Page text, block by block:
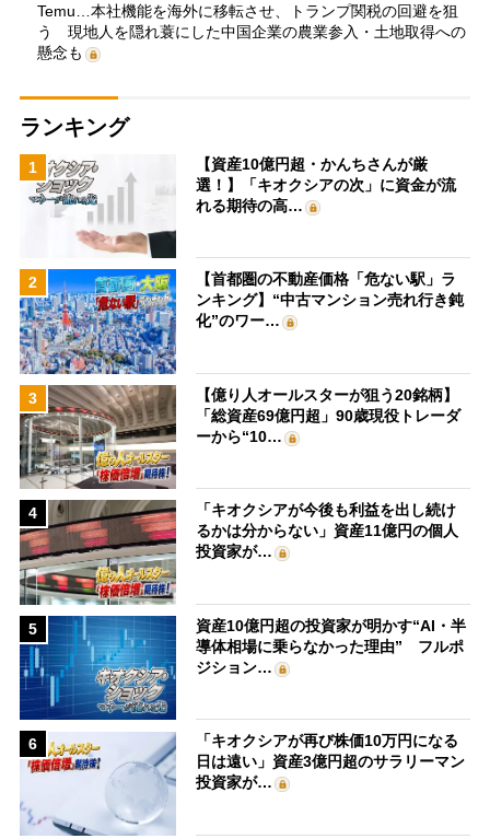
Temu…本社機能を海外に移転させ、トランプ関税の回避を狙
う 現地人を隠れ蓑にした中国企業の農業参入・土地取得への
懸念も
ランキング
1
【資産10億円超・かんちさんが厳
選！】「キオクシアの次」に資金が流
れる期待の高…
2
【首都圏の不動産価格「危ない駅」ラ
ンキング】“中古マンション売れ行き鈍
化”のワー…
3
【億り人オールスターが狙う20銘柄】
「総資産69億円超」90歳現役トレーダ
ーから“10…
4
「キオクシアが今後も利益を出し続け
るかは分からない」資産11億円の個人
投資家が…
5
資産10億円超の投資家が明かす“AI・半
導体相場に乗らなかった理由” フルポ
ジション…
6
「キオクシアが再び株価10万円になる
日は遠い」資産3億円超のサラリーマン
投資家が…